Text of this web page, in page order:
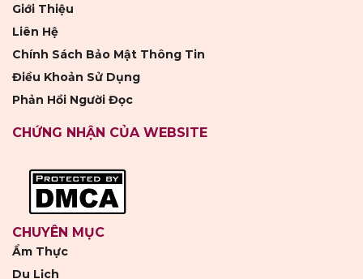
Giới Thiệu
Liên Hệ
Chính Sách Bảo Mật Thông Tin
Điều Khoản Sử Dụng
Phản Hồi Người Đọc
CHỨNG NHẬN CỦA WEBSITE
CHUYÊN MỤC
Ẩm Thực
Du Lịch